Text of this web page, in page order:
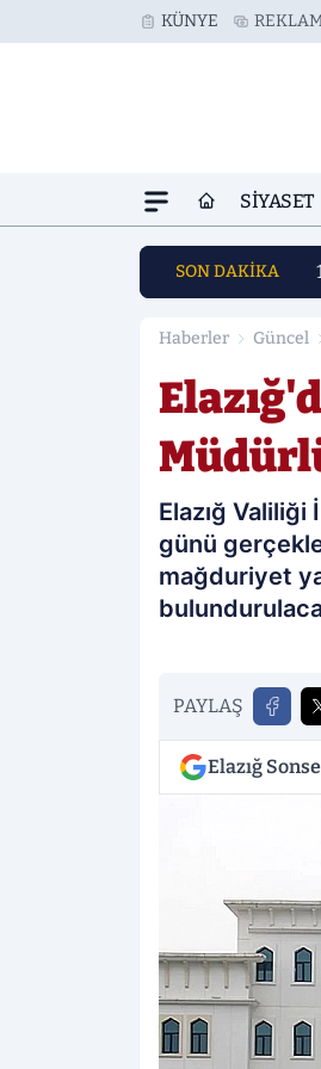
KÜNYE
SIYASET
SON DAKİKA
Haberler Güncel
Elazığ
günü
mağduriyet
PAYLAŞ
Elazığ